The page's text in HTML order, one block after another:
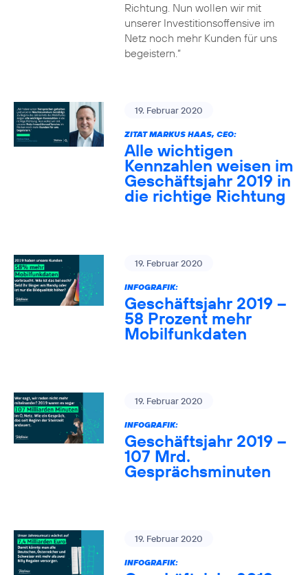
Richtung. Nun wollen wir mit
unserer Investitionsoffensive im
Netz noch mehr Kunden für uns
begeistern.“
19. Februar 2020
ZITAT MARKUS HAAS, CEO:
Alle wichtigen
Kennzahlen weisen im
Geschäftsjahr 2019 in
die richtige Richtung
19. Februar 2020
INFOGRAFIK:
Geschäftsjahr 2019 –
58 Prozent mehr
Mobilfunkdaten
19. Februar 2020
INFOGRAFIK:
Geschäftsjahr 2019 –
107 Mrd.
Gesprächsminuten
19. Februar 2020
INFOGRAFIK: